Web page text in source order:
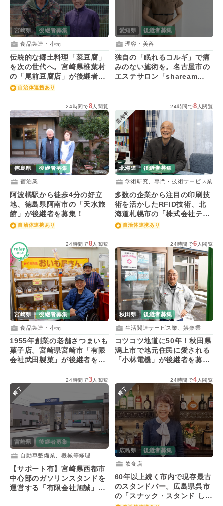
宮崎県 後継者募集
食品製造・小売
伝統的な郷土料理「菜豆腐」
を次の世代へ。宮崎県椎葉村
の「尾前豆腐店」が後継者を
募集！
自治体連携あり
愛知県 後継者募集
理容・美容
独自の「眠れるコルギ」で痛
みのない施術を。名古屋市の
エステサロン「shaream
24時間で8 人閲覧
徳島県 後継者募集
宿泊業
阿波橘駅から徒歩4分の好立
地、徳島県阿南市の「天水旅
館」が後継者を募集！
自治体連携あり
24時間で8 人閲覧
選考中
北海道 後継者募集
学術研究、専門・技術サービス業
多数の企業から注目の印刷技
術を活かしたRFID技術、北
海道札幌市の「株式会社テク
ノリンクス」後継者を募集！
自治体連携あり
24時間で8 人閲覧
宮崎県 後継者募集
食品製造・小売
1955年創業の老舗さつまいも
菓子店。宮崎県宮崎市「有限
会社武田製菓」が後継者を募
24時間で6 人閲覧
秋田県 後継者募集
生活関連サービス業、娯楽業
コツコツ地道に50年！秋田県
潟上市で地元住民に愛される
「小林電機」が後継者を募
24時間で3 人閲覧
終了
宮崎県 後継者募集
自動車整備業、機械等修理
【サポート有】宮崎県西都市
中心部のガソリンスタンドを
運営する「有限会社旭誠」が
24時間で4人閲覧
終了
広島県 後継者募集
飲食店
60年以上続く市内で現存最古
のスタンドバー。広島県呉市
の「スナック・スタンド しろ